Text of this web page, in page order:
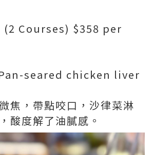
Courses) $358 per
seared chicken liver
焦，帶點咬口，沙律菜淋
酸度解了油膩感。